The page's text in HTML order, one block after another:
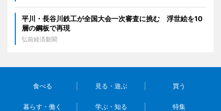
平川・長谷川鉄工が全国大会一次審査に挑む 浮世絵を10
層の鋼板で再現
弘前経済新聞
食べる 見る・遊ぶ 買う
暮らす・働く 学ぶ・知る 特集